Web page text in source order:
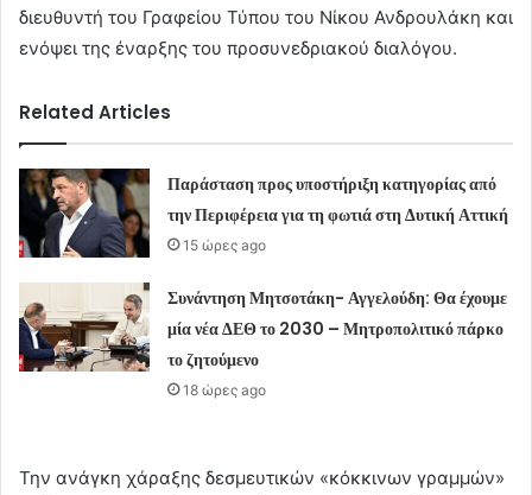
διευθυντή του Γραφείου Τύπου του Νίκου Ανδρουλάκη και
ενόψει της έναρξης του προσυνεδριακού διαλόγου.
Related Articles
Παράσταση προς υποστήριξη κατηγορίας από
την Περιφέρεια για τη φωτιά στη Δυτική Αττική
15 ώρες ago
Συνάντηση Μητσοτάκη- Αγγελούδη: Θα έχουμε
μία νέα ΔΕΘ το 2030 – Μητροπολιτικό πάρκο
το ζητούμενο
18 ώρες ago
Την ανάγκη χάραξης δεσμευτικών «κόκκινων γραμμών»